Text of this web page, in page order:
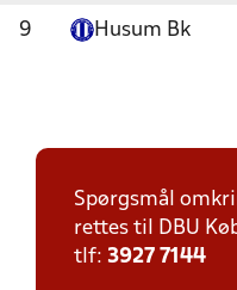
9 Husum Bk
Spørgsmål
rettes til DBU
tlf: 3927 7144